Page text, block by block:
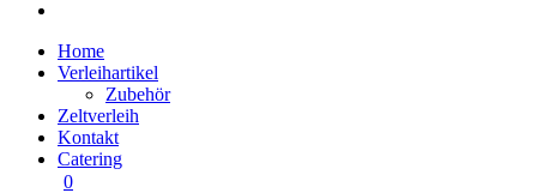
Home
Verleihartikel
Zubehör
Zeltverleih
Kontakt
Catering
0